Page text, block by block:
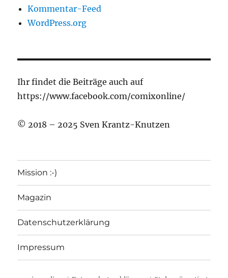
Kommentar-Feed
WordPress.org
Ihr findet die Beiträge auch auf
https://www.facebook.com/comixonline/
© 2018 – 2025 Sven Krantz-Knutzen
Mission :-)
Magazin
Datenschutzerklärung
Impressum